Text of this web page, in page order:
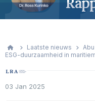
Laatste nieuws
ESG-duurzaamheid in
03 Jan 2025